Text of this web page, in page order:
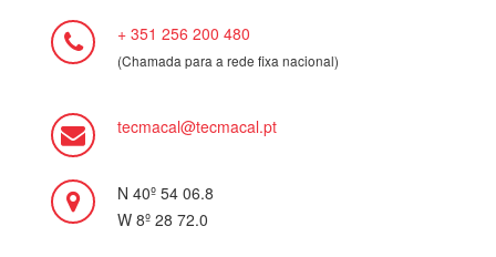
+ 351 256 200 480
(Chamada para a rede fixa nacional)
tecmacal@tecmacal.pt
N 40º 54 06.8
W 8º 28 72.0